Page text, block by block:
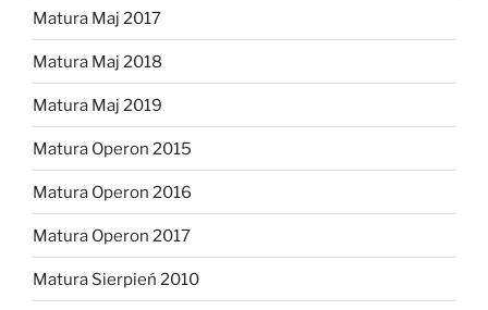
Matura Maj 2017
Matura Maj 2018
Matura Maj 2019
Matura Operon 2015
Matura Operon 2016
Matura Operon 2017
Matura Sierpień 2010